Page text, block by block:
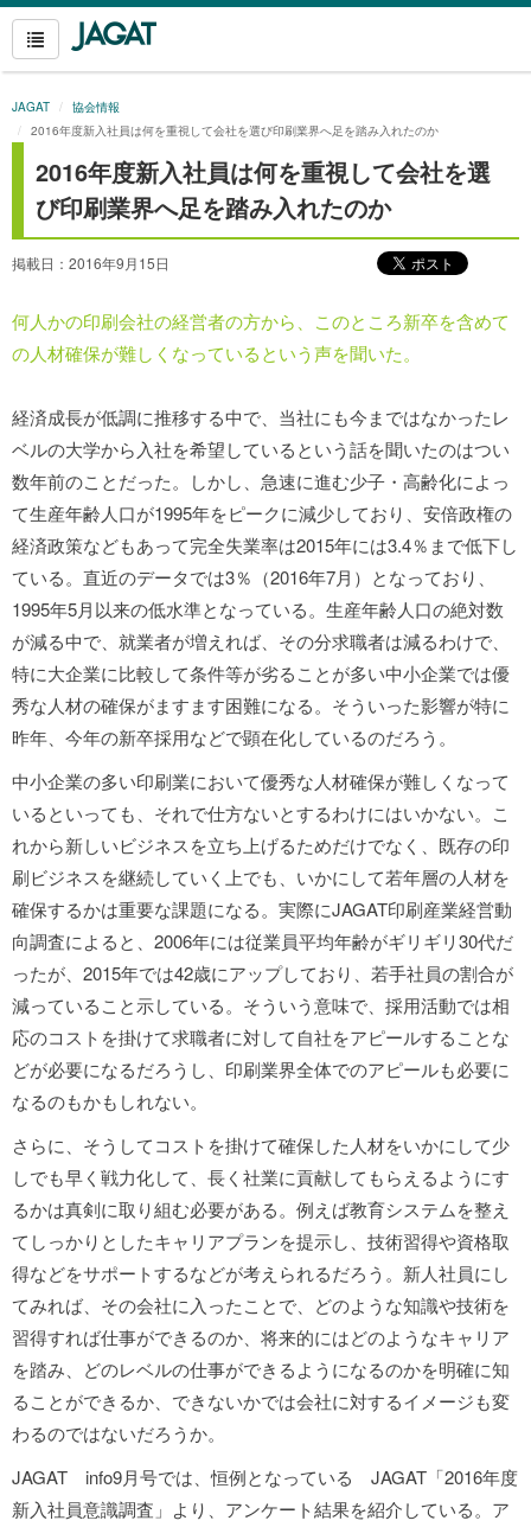
JAGAT
協会情報
2016年度新入社員は何を重視して会社を選び印刷業界へ足を踏み入れたのか
2016年度新入社員は何を重視して会社を選
び印刷業界へ足を踏み入れたのか
掲載日：2016年9月15日
何人かの印刷会社の経営者の方から、このところ新卒を含めて
の人材確保が難しくなっているという声を聞いた。
経済成長が低調に推移する中で、当社にも今まではなかったレ
ベルの大学から入社を希望しているという話を聞いたのはつい
数年前のことだった。しかし、急速に進む少子・高齢化によっ
て生産年齢人口が1995年をピークに減少しており、安倍政権の
経済政策などもあって完全失業率は2015年には3.4％まで低下し
ている。直近のデータでは3％（2016年7月）となっており、
1995年5月以来の低水準となっている。生産年齢人口の絶対数
が減る中で、就業者が増えれば、その分求職者は減るわけで、
特に大企業に比較して条件等が劣ることが多い中小企業では優
秀な人材の確保がますます困難になる。そういった影響が特に
昨年、今年の新卒採用などで顕在化しているのだろう。
中小企業の多い印刷業において優秀な人材確保が難しくなって
いるといっても、それで仕方ないとするわけにはいかない。こ
れから新しいビジネスを立ち上げるためだけでなく、既存の印
刷ビジネスを継続していく上でも、いかにして若年層の人材を
確保するかは重要な課題になる。実際にJAGAT印刷産業経営動
向調査によると、2006年には従業員平均年齢がギリギリ30代だ
ったが、2015年では42歳にアップしており、若手社員の割合が
減っていること示している。そういう意味で、採用活動では相
応のコストを掛けて求職者に対して自社をアピールすることな
どが必要になるだろうし、印刷業界全体でのアピールも必要に
なるのもかもしれない。
さらに、そうしてコストを掛けて確保した人材をいかにして少
しでも早く戦力化して、長く社業に貢献してもらえるようにす
るかは真剣に取り組む必要がある。例えば教育システムを整え
てしっかりとしたキャリアプランを提示し、技術習得や資格取
得などをサポートするなどが考えられるだろう。新人社員にし
てみれば、その会社に入ったことで、どのような知識や技術を
習得すれば仕事ができるのか、将来的にはどのようなキャリア
を踏み、どのレベルの仕事ができるようになるのかを明確に知
ることができるか、できないかでは会社に対するイメージも変
わるのではないだろうか。
JAGAT info9月号では、恒例となっている JAGAT「2016年度
新入社員意識調査」より、アンケート結果を紹介している。ア